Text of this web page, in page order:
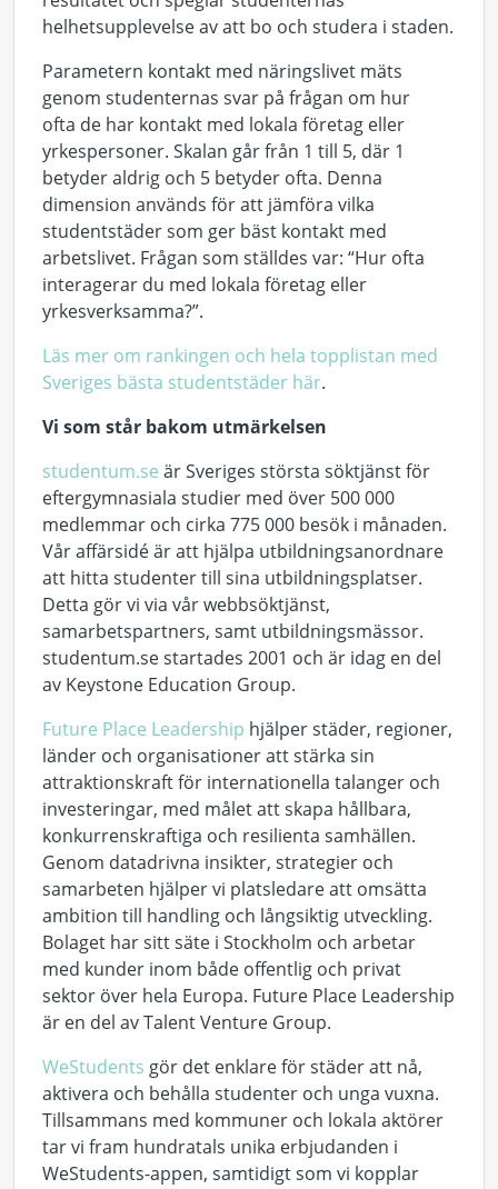
helhetsupplevelse av att bo och studera i staden.
Parametern kontakt med näringslivet mäts
genom studenternas svar på frågan om hur
ofta de har kontakt med lokala företag eller
yrkespersoner. Skalan går från 1 till 5, där 1
betyder aldrig och 5 betyder ofta. Denna
dimension används för att jämföra vilka
studentstäder som ger bäst kontakt med
arbetslivet. Frågan som ställdes var: “Hur ofta
interagerar du med lokala företag eller
yrkesverksamma?”.
Läs mer om rankingen och hela topplistan med
Sveriges bästa studentstäder här.
Vi som står bakom utmärkelsen
studentum.se är Sveriges största söktjänst för
eftergymnasiala studier med över 500 000
medlemmar och cirka 775 000 besök i månaden.
Vår affärsidé är att hjälpa utbildningsanordnare
att hitta studenter till sina utbildningsplatser.
Detta gör vi via vår webbsöktjänst,
samarbetspartners, samt utbildningsmässor.
studentum.se startades 2001 och är idag en del
av Keystone Education Group.
Future Place Leadership hjälper städer, regioner,
länder och organisationer att stärka sin
attraktionskraft för internationella talanger och
investeringar, med målet att skapa hållbara,
konkurrenskraftiga och resilienta samhällen.
Genom datadrivna insikter, strategier och
samarbeten hjälper vi platsledare att omsätta
ambition till handling och långsiktig utveckling.
Bolaget har sitt säte i Stockholm och arbetar
med kunder inom både offentlig och privat
sektor över hela Europa. Future Place Leadership
är en del av Talent Venture Group.
WeStudents gör det enklare för städer att nå,
aktivera och behålla studenter och unga vuxna.
Tillsammans med kommuner och lokala aktörer
tar vi fram hundratals unika erbjudanden i
WeStudents-appen, samtidigt som vi kopplar